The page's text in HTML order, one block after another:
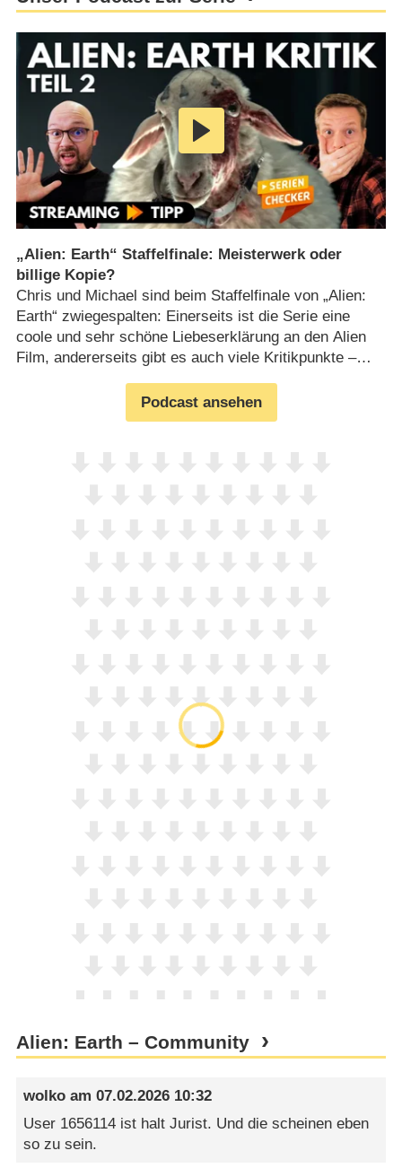
„Alien: Earth“ Staffelfinale: Meisterwerk oder
billige Kopie?
Chris und Michael sind beim Staffelfinale von „Alien:
Earth“ zwiegespalten: Einerseits ist die Serie eine
coole und sehr schöne Liebeserklärung an den Alien
Film, andererseits gibt es auch viele Kritikpunkte –
und völlig unprofessionell dargestellt wird. Aber was
hat es mit dem Augententakel-Schaf auf sich? Und wie
Podcast ansehen
Alien: Earth – Community
wolko am07.02.2026 10:32
User 1656114 ist halt Jurist. Und die scheinen eben
so zu sein.